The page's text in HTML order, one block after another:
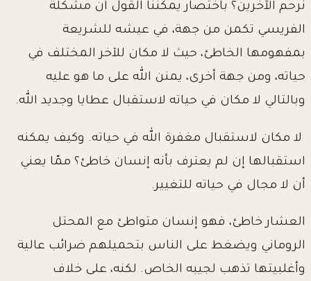
نرحم الآخرين؟ باختصار يمكننا القول أن مشكلة
الفريسي تكمن من جهة، في عيشه للشريعة
بمفهومها الخاطئ، حيث لا مكان للآخر المختلف في
حياته، ومن جهة أخرى، يمنن الله على ما هو عليه
وبالتالي لا مكان في حياته لاستقبال عطايا وجديد الله.
لا مكان لاستقبال مغفرة الله في حياته. وكيف يمكنه
استقبالها إن لم يعترف بأنه إنسان خاطئ؟ ممّا يعني
أن لا مجال في حياته للتغيير.
العشار خاطئ، فهو إنسان متواطئ مع المحتل
الروماني ويضغط على الناس بتحميلهم ضرائب عالية
وأغلبيتها تذهب لجيبه الخاص. لكنه، على خلاف